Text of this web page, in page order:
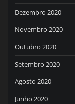
Dezembro 2020
Novembro 2020
Outubro 2020
Setembro 2020
Agosto 2020
Junho 2020